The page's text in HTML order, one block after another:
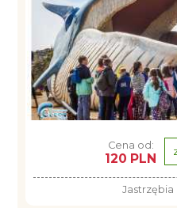
Cena od:
120 PLN
Jastrzębia